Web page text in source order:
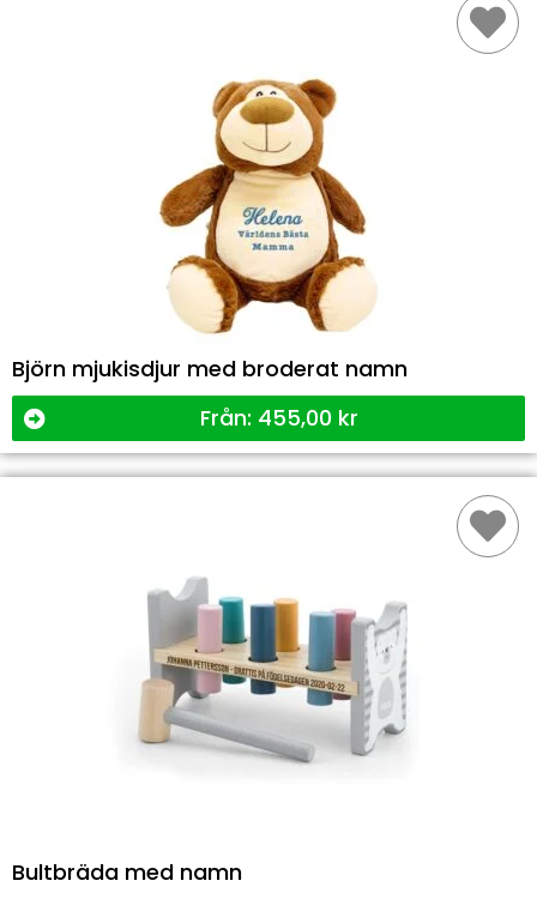
Björn mjukisdjur med broderat namn
Från: 455,00 kr
Bultbräda med namn